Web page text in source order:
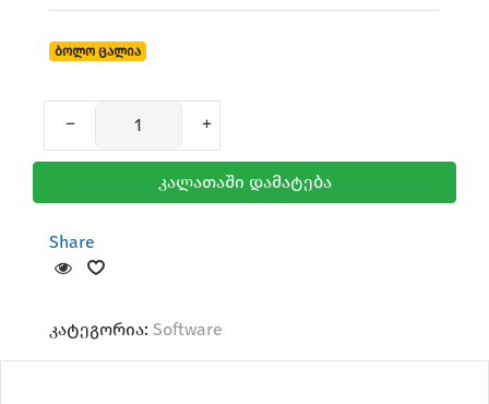
ბოლო ცალია
კალათაში დამატება
Share
კატეგორია: Software